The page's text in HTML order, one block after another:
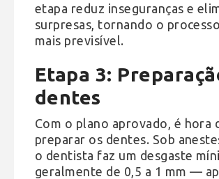
etapa reduz inseguranças e
surpresas, tornando o
mais previsível.
Etapa 3:
dentes
Com o plano aprovado, é hora
preparar os dentes. Sob
o dentista faz um desgaste
geralmente de 0,5 a 1 mm —